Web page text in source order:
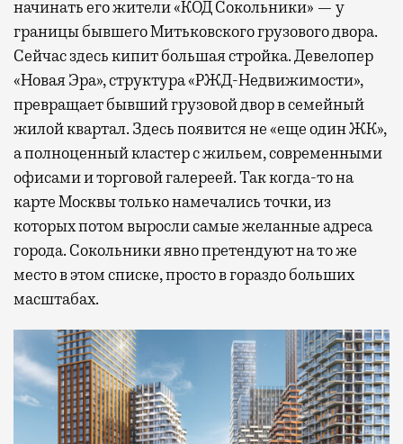
начинать его жители «КОД Сокольники» — у
границы бывшего Митьковского грузового двора.
Сейчас здесь кипит большая стройка. Девелопер
«Новая Эра», структура «РЖД-Недвижимости»,
превращает бывший грузовой двор в семейный
жилой квартал. Здесь появится не «еще один ЖК»,
а полноценный кластер с жильем, современными
офисами и торговой галереей. Так когда-то на
карте Москвы только намечались точки, из
которых потом выросли самые желанные адреса
города. Сокольники явно претендуют на то же
место в этом списке, просто в гораздо больших
масштабах.